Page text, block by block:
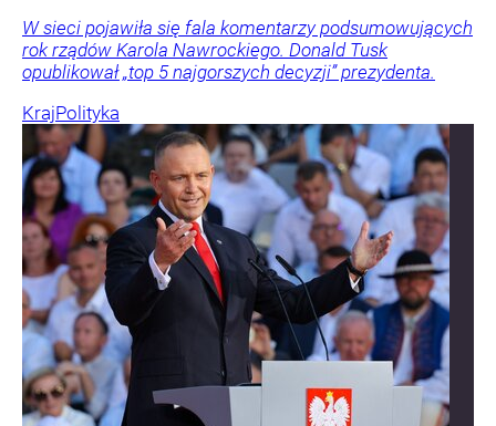
W sieci pojawiła się fala komentarzy podsumowujących
rok rządów Karola Nawrockiego. Donald Tusk
opublikował „top 5 najgorszych decyzji” prezydenta.
KrajPolityka